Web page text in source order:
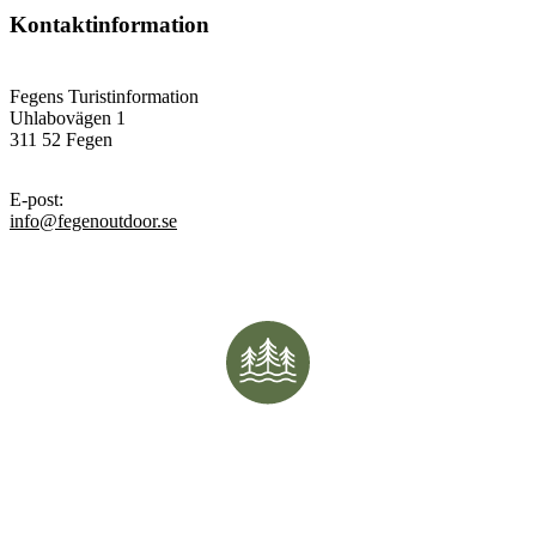
Kontaktinformation
Fegens Turistinformation
Uhlabovägen 1
311 52 Fegen
E-post:
info@fegenoutdoor.se